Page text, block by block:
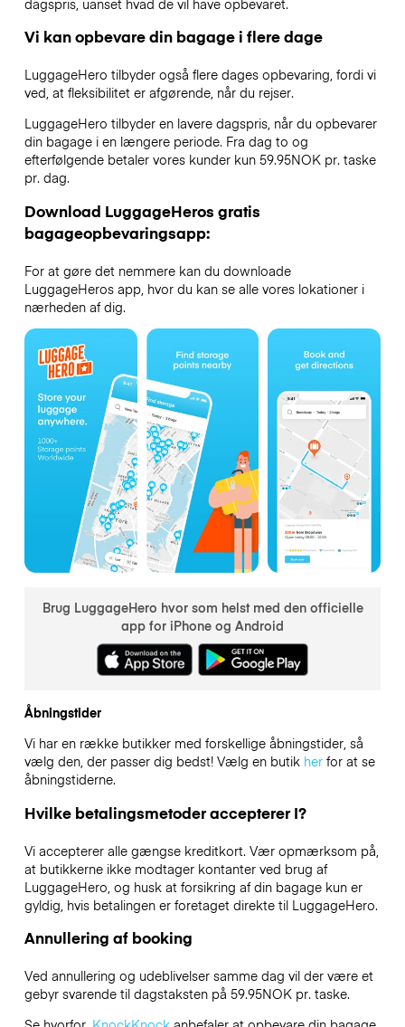
Vi kan opbevare din bagage i flere dage
LuggageHero tilbyder også flere dages opbevaring, fordi vi
ved, at fleksibilitet er afgørende, når du rejser.
LuggageHero tilbyder en lavere dagspris, når du opbevarer
din bagage i en længere periode. Fra dag to og
efterfølgende betaler vores kunder kun 59.95NOK pr. taske
pr. dag.
Download LuggageHeros gratis
bagageopbevaringsapp:
For at gøre det nemmere kan du downloade
LuggageHeros app, hvor du kan se alle vores lokationer i
nærheden af dig.
Brug LuggageHero hvor som helst med den officielle
app for iPhone og Android
Åbningstider
Vi har en række butikker med forskellige åbningstider, så
vælg den, der passer dig bedst! Vælg en butik herfor at se
åbningstiderne.
Hvilke betalingsmetoder accepterer I?
Vi accepterer alle gængse kreditkort. Vær opmærksom på,
at butikkerne ikke modtager kontanter ved brug af
LuggageHero, og husk at forsikring af din bagage kun er
gyldig, hvis betalingen er foretaget direkte til LuggageHero.
Annullering af booking
Ved annullering og udeblivelser samme dag vil der være et
gebyr svarende til dagstaksten på 59.95NOK pr. taske.